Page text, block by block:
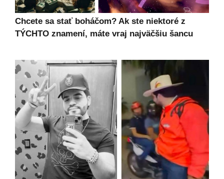
Chcete sa stať boháčom? Ak ste niektoré z
TÝCHTO znamení, máte vraj najväčšiu šancu